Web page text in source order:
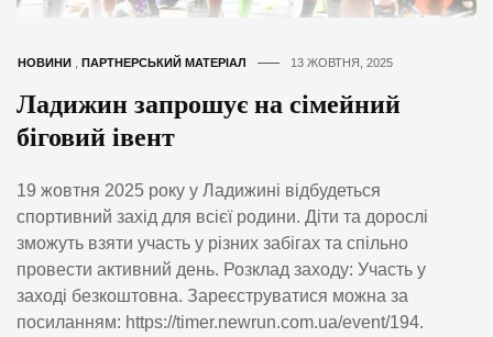
НОВИНИ ПАРТНЕРСЬКИЙ МАТЕРІАЛ 13 ЖОВТНЯ, 2025
Ладижин запрошує на сімейний
біговий івент
19 жовтня 2025 року у Ладижині відбудеться
спортивний захід для всієї родини. Діти та дорослі
зможуть взяти участь у різних забігах та спільно
провести активний день. Розклад заходу: Участь у
заході безкоштовна. Зареєструватися можна за
посиланням: https://timer.newrun.com.ua/event/194.